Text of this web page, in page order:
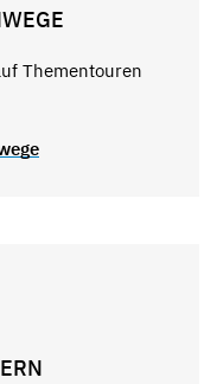
Thementouren